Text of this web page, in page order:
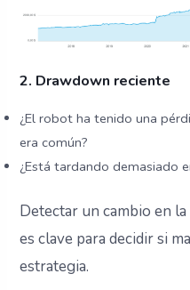
2. Drawdown reciente
¿El robot ha tenido una
era común?
¿Está tardando demasiado
Detectar un cambio en
es clave para decidir si
estrategia.